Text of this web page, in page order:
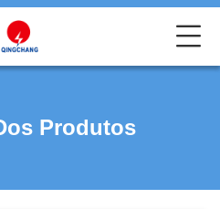
Produtos